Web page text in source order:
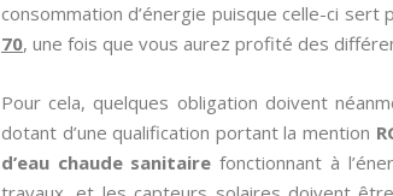
consommation d’énergie puisque celle-ci sert
70, une fois que vous aurez profité des
Pour cela, quelques obligation doivent
dotant d’une qualification portant la mention
d’eau chaude sanitaire fonctionnant à